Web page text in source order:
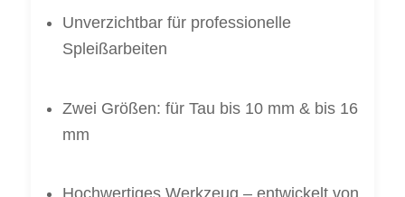
Unverzichtbar für professionelle
Spleißarbeiten
Zwei Größen: für Tau bis 10 mm & bis 16
mm